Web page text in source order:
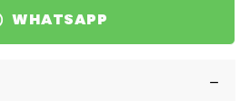
WHATSAPP